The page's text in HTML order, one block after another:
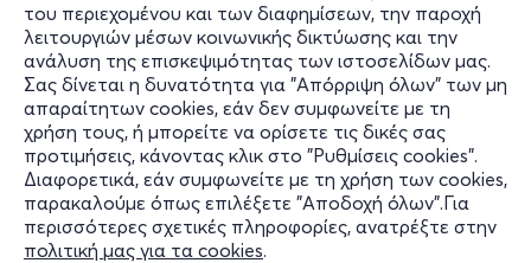
του περιεχομένου και των διαφημίσεων, την παροχή
λειτουργιών μέσων κοινωνικής δικτύωσης και την
ανάλυση της επισκεψιμότητας των ιστοσελίδων μας.
Σας δίνεται η δυνατότητα για "Απόρριψη όλων" των μη
απαραίτητων cookies, εάν δεν συμφωνείτε με τη
χρήση τους, ή μπορείτε να ορίσετε τις δικές σας
προτιμήσεις, κάνοντας κλικ στο "Ρυθμίσεις cookies".
Διαφορετικά, εάν συμφωνείτε με τη χρήση των cookies,
παρακαλούμε όπως επιλέξετε "Αποδοχή όλων".Για
περισσότερες σχετικές πληροφορίες, ανατρέξτε στην
πολιτική μας για τα cookies.
Πληροφορίες
Υποστήριξη
Stay Connected